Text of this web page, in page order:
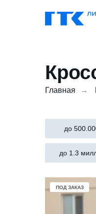
Главная →
до
до 1.3
ПОД ЗАКАЗ